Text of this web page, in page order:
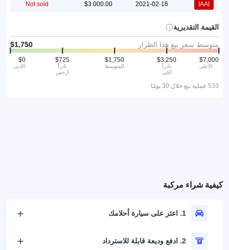
IAAI
2021-02-16
Not sold
القيمة التقديرية
متوسط سعر بيع هذا الطراز
الأدنى
نادراً
أرخص
المتوسط
نادراً
أغلى
الأعلى
533 عملية بيع خلال 30 يومًا
كيفية شراء مركبة
1. اعثر على سيارة أحلامك
2. ادفع وديعة قابلة للاسترداد